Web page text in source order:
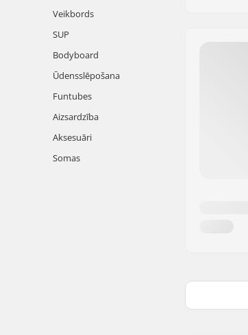
Veikbords
SUP
Bodyboard
Ūdensslēpošana
Funtubes
Aizsardzība
Aksesuāri
Somas